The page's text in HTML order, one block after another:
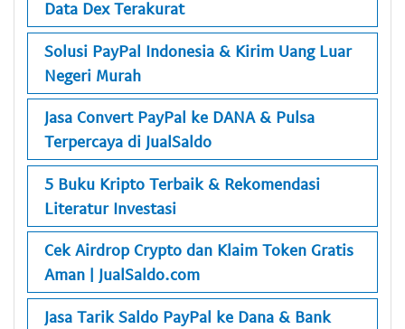
Data Dex Terakurat
Solusi PayPal Indonesia & Kirim Uang Luar
Negeri Murah
Jasa Convert PayPal ke DANA & Pulsa
Terpercaya di JualSaldo
5 Buku Kripto Terbaik & Rekomendasi
Literatur Investasi
Cek Airdrop Crypto dan Klaim Token Gratis
Aman | JualSaldo.com
Jasa Tarik Saldo PayPal ke Dana & Bank